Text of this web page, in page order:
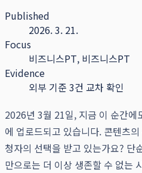
Published
2026. 3. 21.
Focus
비즈니스PT, 비즈니스PT
Evidence
외부 기준 3건 교차 확인
2026년 3월 21일, 지금 이 순간에
에 업로드되고 있습니다. 콘텐츠
청자의 선택을 받고 있는가요? 단
만으로는 더 이상 생존할 수 없는